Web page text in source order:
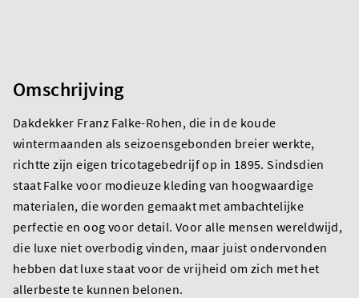
Omschrijving
Dakdekker Franz Falke-Rohen, die in de koude
wintermaanden als seizoensgebonden breier werkte,
richtte zijn eigen tricotagebedrijf op in 1895. Sindsdien
staat Falke voor modieuze kleding van hoogwaardige
materialen, die worden gemaakt met ambachtelijke
perfectie en oog voor detail. Voor alle mensen wereldwijd,
die luxe niet overbodig vinden, maar juist ondervonden
hebben dat luxe staat voor de vrijheid om zich met het
allerbeste te kunnen belonen.